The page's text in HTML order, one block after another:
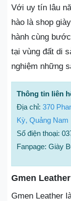
Với uy tín lâu
hào là shop
hành cùng
tại vùng đất di
nghiệm những
Thông tin liên
Địa chỉ: 370
Kỳ, Quảng Nam
Số điện thoại:
Fanpage: Giày
Gmen Leather
Gmen Leather